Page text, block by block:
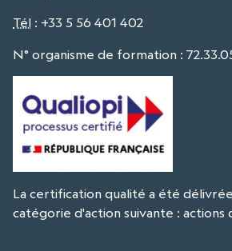
Tél : +33 5 56 401 402
N° organisme de formation :
La certification qualité a été
catégorie d'action suivante : actions